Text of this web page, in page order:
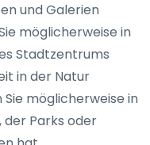
und Galerien
möglicherweise in
Stadtzentrums
in der Natur
möglicherweise in
Parks oder